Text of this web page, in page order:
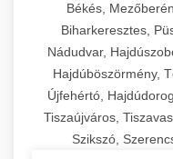
Békés,
Biharkeresztes,
Nádudvar,
Hajdúböszörmény,
Újfehértó,
Tiszaújváros,
Szikszó,